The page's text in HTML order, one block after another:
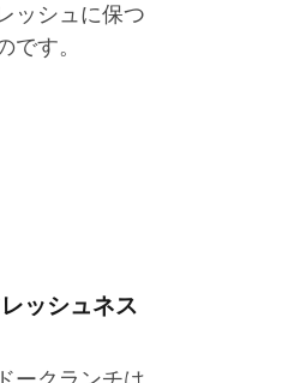
ッシュに保つ
です。
ッシュネス